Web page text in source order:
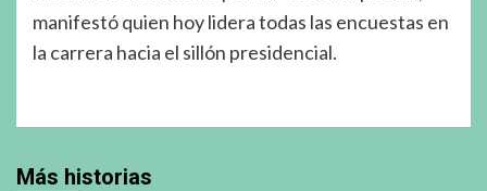
manifestó quien hoy lidera todas las encuestas en
la carrera hacia el sillón presidencial.
Más historias